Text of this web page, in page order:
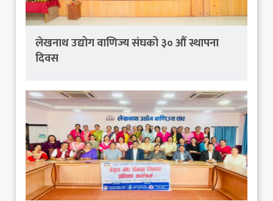
लेखनाथ उद्योग वाणिज्य संघको ३० औं स्थापना
दिवस